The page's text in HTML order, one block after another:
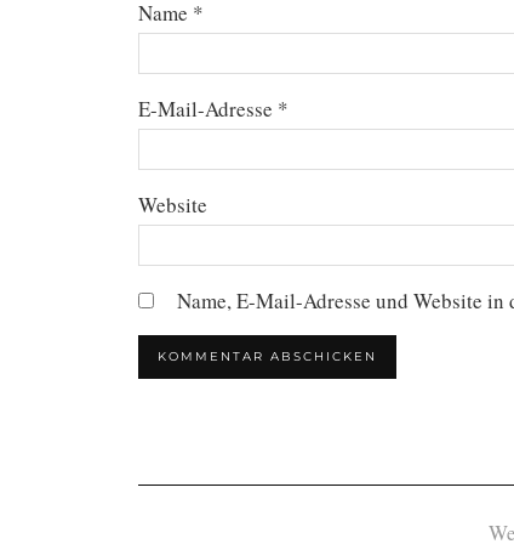
Name *
E-Mail-Adresse *
Website
Name, E-Mail-Adresse und Website in